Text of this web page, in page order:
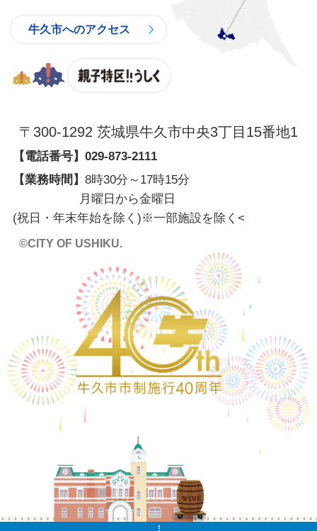
牛久市へのアクセス
〒300-1292 茨城県牛久市中央3丁目15番地1
【電話番号】 029-873-2111
【業務時間】 8時30分～17時15分
月曜日から金曜日
(祝日・年末年始を除く)※一部施設を除く <
©CITY OF USHIKU.